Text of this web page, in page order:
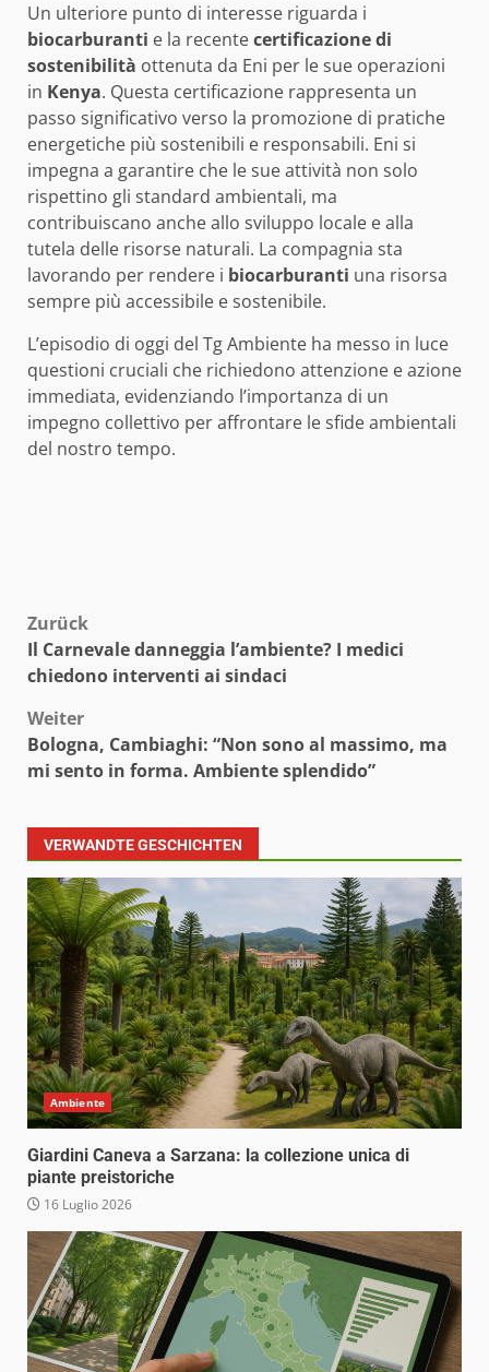
Un ulteriore punto di interesse riguarda i
biocarburanti e la recentecertificazione di
sostenibilità ottenuta da Eni per le sue operazioni
in Kenya. Questa certificazione rappresenta un
passo significativo verso la promozione di pratiche
energetiche più sostenibili e responsabili. Eni si
impegna a garantire che le sue attività non solo
rispettino gli standard ambientali, ma
contribuiscano anche allo sviluppo locale e alla
tutela delle risorse naturali. La compagnia sta
lavorando per rendere i biocarburanti una risorsa
sempre più accessibile e sostenibile.
L’episodio di oggi del Tg Ambiente ha messo in luce
questioni cruciali che richiedono attenzione e azione
immediata, evidenziando l’importanza di un
impegno collettivo per affrontare le sfide ambientali
del nostro tempo.
Beitragsnavigation
Zurück
Il Carnevale danneggia l’ambiente? I medici
chiedono interventi ai sindaci
Weiter
Bologna, Cambiaghi: “Non sono al massimo, ma
mi sento in forma. Ambiente splendido”
VERWANDTE GESCHICHTEN
Ambiente
Giardini Caneva a Sarzana: la collezione unica di
piante preistoriche
16 Luglio 2026